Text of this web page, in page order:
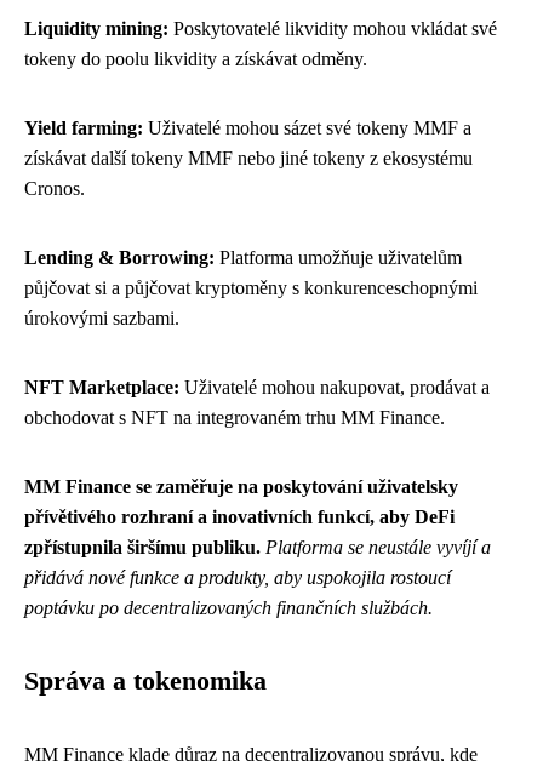
Liquidity mining: Poskytovatelé likvidity mohou vkládat své
tokeny do poolu likvidity a získávat odměny.
Yield farming: Uživatelé mohou sázet své tokeny MMF a
získávat další tokeny MMF nebo jiné tokeny z ekosystému
Cronos.
Lending & Borrowing: Platforma umožňuje uživatelům
půjčovat si a půjčovat kryptoměny s konkurenceschopnými
úrokovými sazbami.
NFT Marketplace: Uživatelé mohou nakupovat, prodávat a
obchodovat s NFT na integrovaném trhu MM Finance.
MM Finance se zaměřuje na poskytování uživatelsky
přívětivého rozhraní a inovativních funkcí, aby DeFi
zpřístupnila širšímu publiku. Platforma se neustále vyvíjí a
přidává nové funkce a produkty, aby uspokojila rostoucí
poptávku po decentralizovaných finančních službách.
Správa a tokenomika
MM Finance klade důraz na decentralizovanou správu, kde